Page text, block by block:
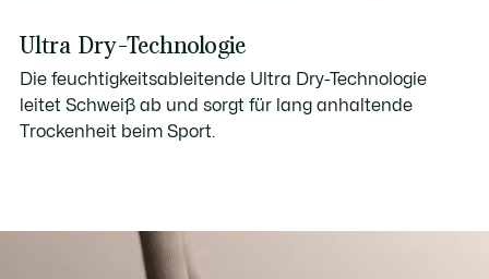
Ultra Dry-Technologie
Die feuchtigkeitsableitende Ultra Dry-Technologie
leitet Schweiß ab und sorgt für lang anhaltende
Trockenheit beim Sport.